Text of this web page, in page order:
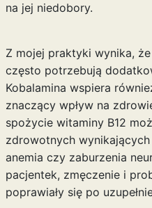
na jej niedobory.
Z mojej praktyki wynika,
często potrzebują
Kobalamina wspiera
znaczący wpływ na
spożycie witaminy B12
zdrowotnych
anemia czy zaburzenia
pacjentek, zmęczenie i
poprawiały się po